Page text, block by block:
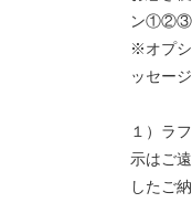
ン
※オプ
ッセー
１）ラ
示はご
したご